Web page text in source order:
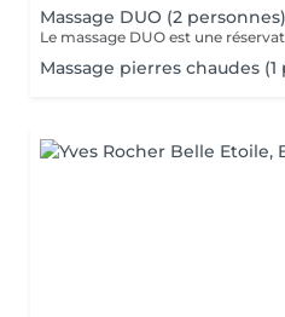
Massage DUO (2 personnes)
Massage pierres chaudes